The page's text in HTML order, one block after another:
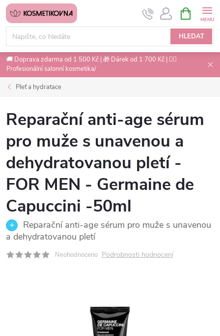
Přejít
obsah
HLEDAT
NÁKUPNÍ
KOŠÍK
🚚 Doprava zdarma od 1 500 Kč | 🎁 Dárek od 1 700 Kč | 💇‍♀️
Profesionální salonní kosmetika/
Pleť a hydratace
Reparační anti-age sérum
pro muže s unavenou a
dehydratovanou pletí -
FOR MEN - Germaine de
Capuccini -50ml
Reparační anti-age sérum pro muže s unavenou
a dehydratovanou pletí
Neohodnoceno Podrobnosti hodnocení